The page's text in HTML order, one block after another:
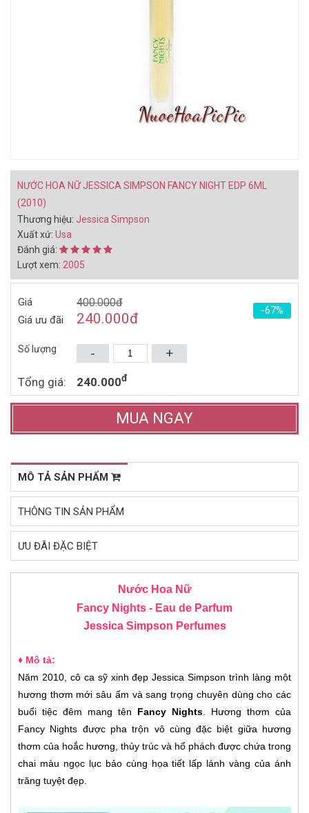
NƯỚC HOA NỮ JESSICA SIMPSON FANCY NIGHT EDP 6ML
(2010)
Thương hiệu: Jessica Simpson
Xuất xứ: Usa
Đánh giá:
Lượt xem: 2005
Giá 400.000đ
Giá ưu đãi 240.000đ -67%
Số lượng +
-
Tổng giá: 240.000đ
MUA NGAY
Mua ngay
NƯỚC HOA NỮ JIMMY
CHOO ILLICIT EDP 40ML
Mua ngay
NƯỚC HOA NỮ
SIGNORINA ELEGANZA
EDP 100ML (2014)
2.770.000đ 1.619.000đ
NƯỚC HOA NỮ ROBERTO
1.523.000đ
MÔ TẢ SẢN PHẨM
THÔNG TIN SẢN PHẨM
ƯU ĐÃI ĐẶC BIỆT
Nước Hoa Nữ
Fancy Nights - Eau de Parfum
Jessica Simpson Perfumes
♦ Mô tả:
Năm 2010, cô ca sỹ xinh đẹp Jessica Simpson trình làng một
hương thơm mới sâu ấm và sang trọng chuyên dùng cho các
buổi tiệc đêm mang tên Fancy Nights
Hương thơm của
Fancy Nights được pha trộn vô cùng đặc biệt giữa hương
thơm của hoắc hương, thủy trúc và hổ phách được chứa trong
chai màu ngọc lục bảo cùng họa tiết lấp lánh vàng của ánh
trăng tuyệt đẹp.